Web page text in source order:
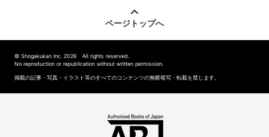
ページトップへ
© Shogakukan Inc. 2026 All rights reserved.
No reproduction or republication without written permission.
掲載の記事・写真・イラスト等のすべてのコンテンツの無断複写・転載を禁じます。